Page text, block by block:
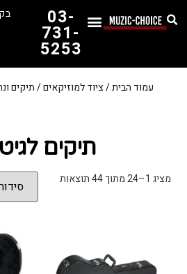
03-
731-
5253
עמוד הבית/ציוד למוזיקאים/תיקים
תיקים
מציג 1–24 מתוך 44 תוצאות